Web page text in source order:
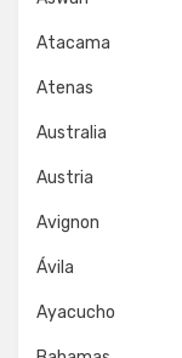
Atacama
Atenas
Australia
Austria
Avignon
Ávila
Ayacucho